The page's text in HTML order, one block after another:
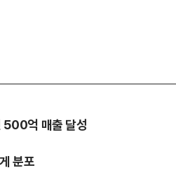
500억 매출 달성
분포